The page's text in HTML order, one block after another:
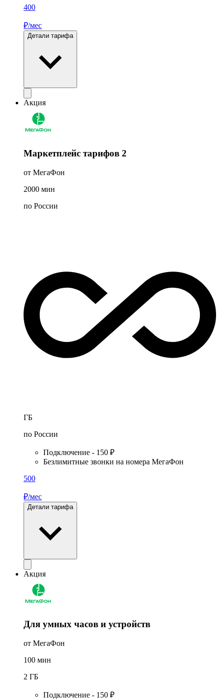
400
₽/мес
Детали тарифа
Акция
Маркетплейс тарифов 2
от МегаФон
2000 мин
по России
ГБ
по России
Подключение - 150 ₽
Безлимитные звонки на номера МегаФон
500
₽/мес
Детали тарифа
Акция
Для умных часов и устройств
от МегаФон
100 мин
2 ГБ
Подключение - 150 ₽